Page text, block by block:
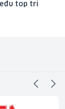
top tri